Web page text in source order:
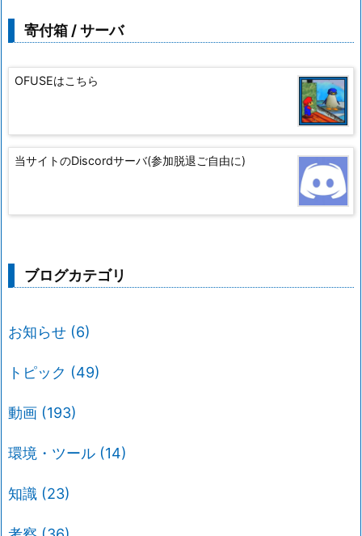
寄付箱 / サーバ
OFUSEはこちら
当サイトのDiscordサーバ(参加脱退ご自由に)
ブログカテゴリ
お知らせ (6)
トピック (49)
動画 (193)
環境・ツール (14)
知識 (23)